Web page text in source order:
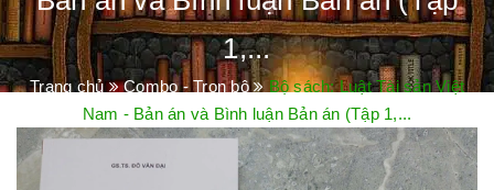
1,...
Trang chủ Combo - Trọn bộ
Bộ sách: Luật Tài sản Việt
Nam - Bản án và Bình luận Bản án (Tập 1,...